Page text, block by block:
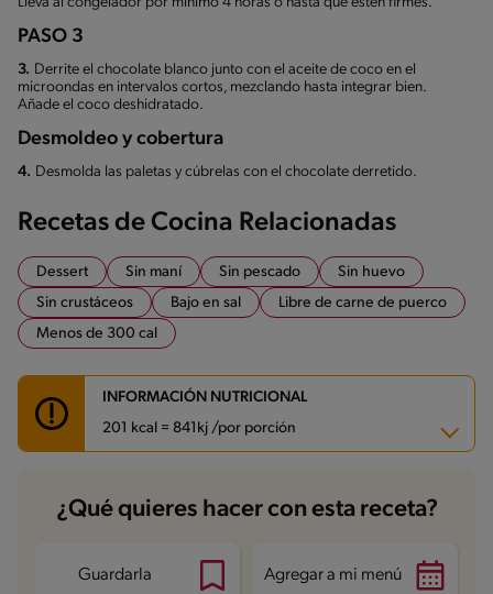
PASO 3
3. Derrite el chocolate blanco junto con el aceite de coco en el
microondas en intervalos cortos, mezclando hasta integrar bien.
Añade el coco deshidratado.
Desmoldeo y cobertura
4. Desmolda las paletas y cúbrelas con el chocolate derretido.
Recetas de Cocina Relacionadas
Dessert Sin maní Sin pescado
Sin huevo
Sin crustáceos
Bajo en sal
Libre de carne de puerco
Menos de 300 cal
INFORMACIÓN NUTRICIONAL
201 kcal = 841kj /por porción
Carbohidratos 18.6 g
Energía 201 kcal
Proteína
Grasas saturadas 9 g
¿Qué quieres hacer con esta receta?
Guardarla Agregar a mi menú